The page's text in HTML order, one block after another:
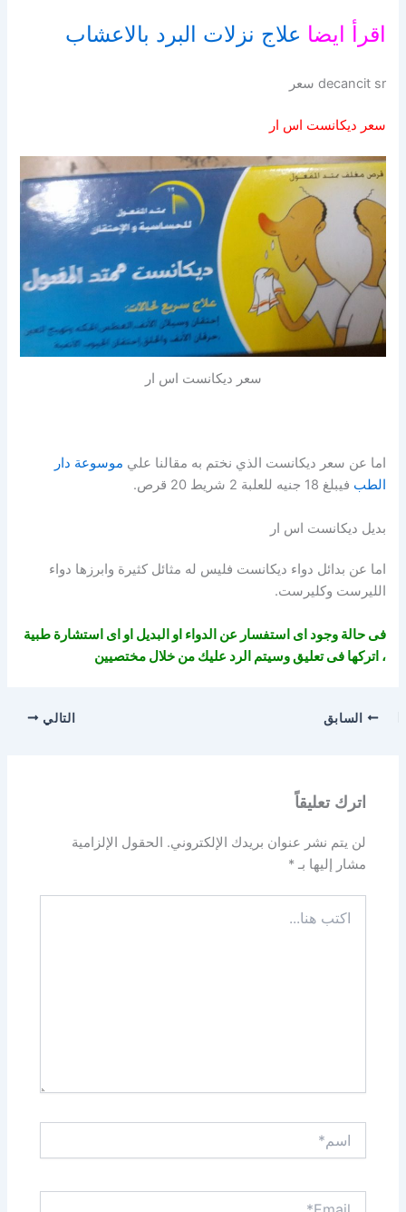
اقرأ ايضا علاج نزلات البرد بالاعشاب
decancit sr سعر
سعر ديكانست اس ار
سعر ديكانست اس ار
اما عن سعر ديكانست الذي نختم به مقالنا علي موسوعة دار
الطب فيبلغ 18 جنيه للعلبة 2 شريط 20 قرص.
بديل ديكانست اس ار
اما عن بدائل دواء ديكانست فليس له مثائل كثيرة وابرزها دواء
الليرست وكليرست.
فى حالة وجود اى استفسار عن الدواء او البديل او اى استشارة طبية
، اتركها فى تعليق وسيتم الرد عليك من خلال مختصيين
السابق التالي
اترك تعليقاً
لن يتم نشر عنوان بريدك الإلكتروني.
الحقول الإلزامية
مشار إليها بـ*
هنا...